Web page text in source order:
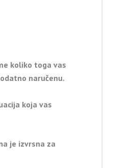
koliko toga vas
naručenu.
koja vas
je izvrsna za